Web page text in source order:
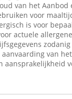
van het
voor
is voor
actuele
van
aansprakelijkheid